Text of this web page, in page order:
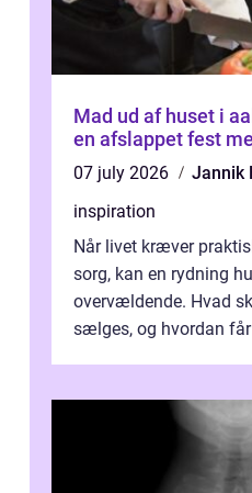
Mad ud af huset i
en afslappet fest
07 july 2026
Jannik
inspiration
Når livet kræver
sorg, kan en rydning
overvældende. Hvad
sælges, og hvordan